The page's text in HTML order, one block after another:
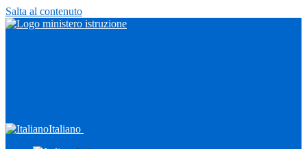
Salta al contenuto
Italiano